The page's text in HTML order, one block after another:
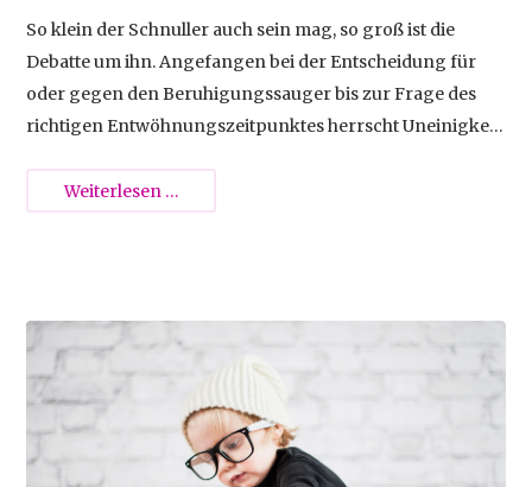
So klein der Schnuller auch sein mag, so groß ist die
Debatte um ihn. Angefangen bei der Entscheidung für
oder gegen den Beruhigungssauger bis zur Frage des
richtigen Entwöhnungszeitpunktes herrscht Uneinigkeit
Weiterlesen …
2011-06-16 01:00